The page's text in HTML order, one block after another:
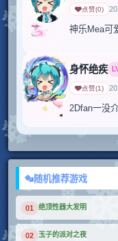
点赞(0)
神乐Mea可
身怀绝疾
点赞(1)
2Dfan一没
随机推荐游戏
01 绝顶性器大发明
02 玉子的派对之夜